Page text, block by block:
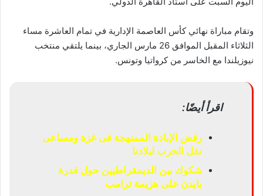
وتقام مباراة نهائي كأس العاصمة الإدارية في تمام العاشرة مساء
الثلاثاء المقبل الموافق 26 مارس الجاري، بينما يلتقي منتخب
نيوزيلندا مع الخاسر من كرواتيا وتونس.
اقرأ أيضًا:
رفض الإبادة الممنهجة فى غزة ومساعى
نقل الحرب لبلادنا
شكوك بين الديمقراطيين حول قدرة
بايدن على هزيمة ترامب